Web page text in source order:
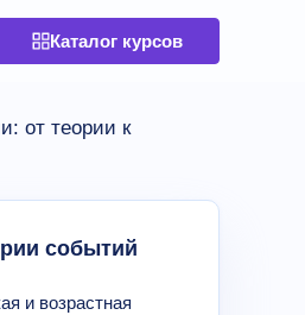
Каталог курсов
от теории к
событий
и возрастная